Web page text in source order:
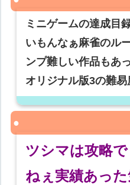
ミニゲームの達成目
いもんなぁ麻雀のル
ンプ難しい作品もあ
オリジナル版3の難易
ツシマは攻略
ねぇ実績あっ